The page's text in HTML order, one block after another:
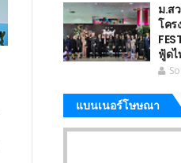
ม.ส
โคร
ฟู้ดไ
แบนเนอร์โษษณา